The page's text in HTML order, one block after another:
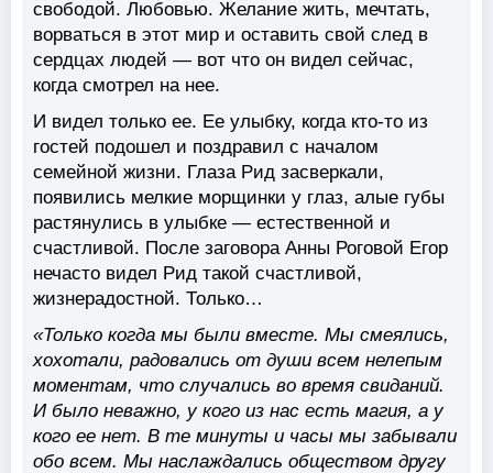
свободой. Любовью. Желание жить, мечтать,
ворваться в этот мир и оставить свой след в
сердцах людей — вот что он видел сейчас,
когда смотрел на нее.
И видел только ее. Ее улыбку, когда кто-то из
гостей подошел и поздравил с началом
семейной жизни. Глаза Рид засверкали,
появились мелкие морщинки у глаз, алые губы
растянулись в улыбке — естественной и
счастливой. После заговора Анны Роговой Егор
нечасто видел Рид такой счастливой,
жизнерадостной. Только…
«Только когда мы были вместе. Мы смеялись,
хохотали, радовались от души всем нелепым
моментам, что случались во время свиданий.
И было неважно, у кого из нас есть магия, а у
кого ее нет. В те минуты и часы мы забывали
обо всем. Мы наслаждались обществом другу